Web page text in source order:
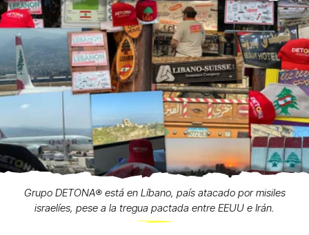
Grupo DETONA®️ está en Líbano, país atacado por misiles
israelíes, pese a la tregua pactada entre EEUU e Irán.